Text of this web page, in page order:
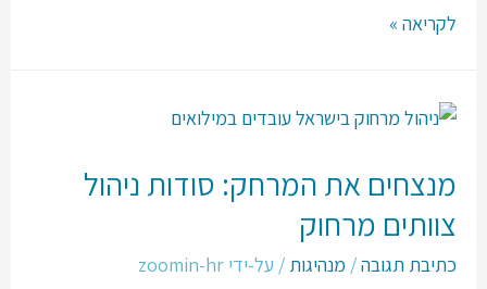
לקריאה »
מנצחים את המרחק: סודות ניהול
צוותים מרחוק
כתיבת תגובה/ מנהיגות / על-ידי zoomin-hr